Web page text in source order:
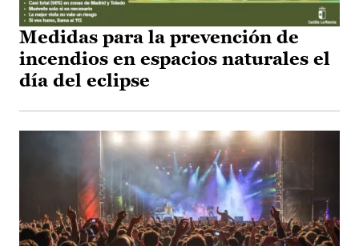
Medidas para la prevención de
incendios en espacios naturales el
día del eclipse